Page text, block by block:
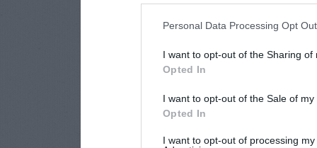
Personal Data Processing Opt
I want to opt-out of the Sharing of
Opted In
I want to opt-out of the Sale of
Opted In
I want to opt-out of processing